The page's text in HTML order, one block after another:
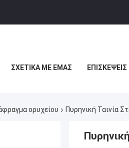
ΣΧΕΤΙΚΆ ΜΕ ΕΜΆΣ
ορυχείου Πυρηνική Ταινία